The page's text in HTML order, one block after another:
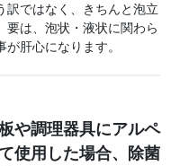
訳ではなく、きちんと泡立
要は、泡状・液状に関わら
肝心になります。
や調理器具にアルペ
使用した場合、除菌